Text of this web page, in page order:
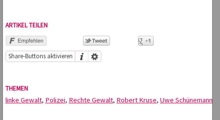
ARTIKEL TEILEN
Share-Buttons aktivieren
THEMEN
linke Gewalt, Polizei, Rechte Gewalt, Robert Kruse, Uwe Schünemann